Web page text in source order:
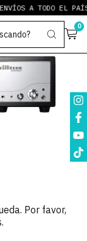
ENVÍOS A TODO EL PAÍS
0
Por favor,